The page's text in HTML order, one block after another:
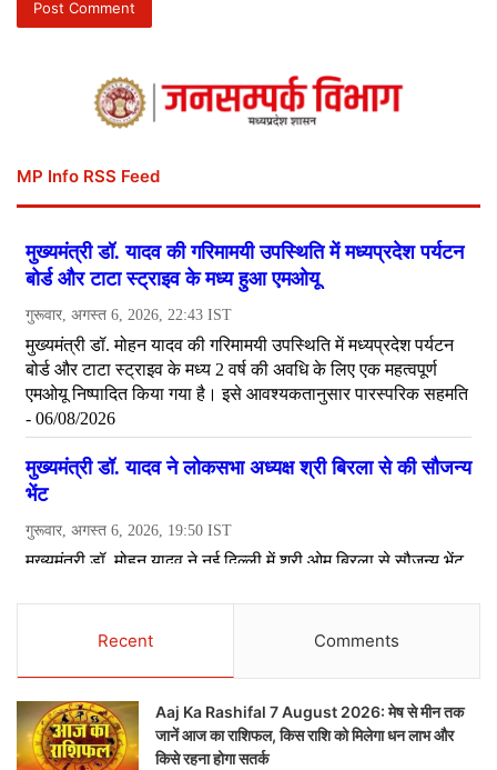
MP Info RSS Feed
Recent Comments
Aaj Ka Rashifal 7 August 2026: मेष से मीन तक
जानें आज का राशिफल, किस राशि को मिलेगा धन लाभ और
किसे रहना होगा सतर्क